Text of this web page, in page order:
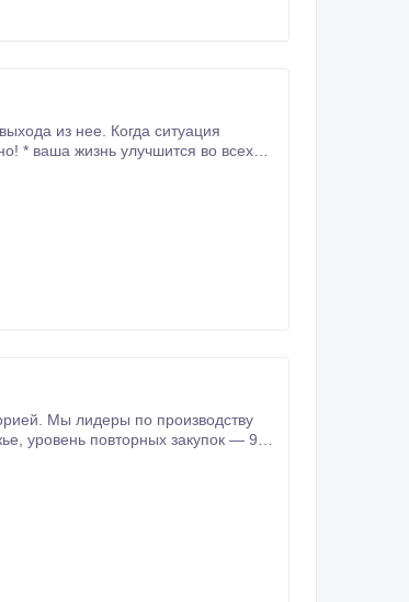
ситуация
Мы лидеры по производству